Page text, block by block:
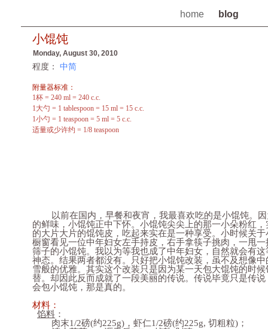
home blog
小馄饨
以前在国内，早餐和夜宵，我最喜欢吃的是小馄饨。因
的鲜味，小馄饨正中下怀。小馄饨尖尖上的那一小朵粉红
的大片大片的馄饨皮，吃起来实在是一种享受。小时候关
橱窗看见一位中年妇女左手持皮，右手拿筷子挑肉，一甩
筛子的小馄饨。我以为等我也成了中年妇女，自然就会有
神态。结果两者都没有。只好把小馄饨改装，虽不及想像
雪般的优雅。其实这个改装只是因为某一天包大馄饨的时
替。却因此反而成就了一段美丽的传说。传说毕竟只是传
会包小馄饨，那是真的。
材料：
馅料 ：
肉末1/2磅(约225g)，虾仁1/2磅(约225g, 切粗粒)；
Monday, August 30, 2010
附量器标准：
1杯 = 240 ml = 240 c.c.
1大勺 = 1 tablespoon = 15 ml = 15 c.c.
1小勺 = 1 teaspoon = 5 ml = 5 c.c.
适量或少许约 = 1/8 teaspoon
程度： 中简